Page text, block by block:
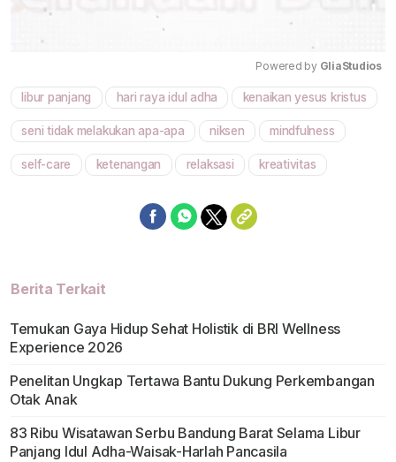
Mute
Powered by GliaStudios
libur panjang hari raya idul adha kenaikan yesus kristus
seni tidak melakukan apa-apa niksen mindfulness
self-care ketenangan relaksasi kreativitas
Berita Terkait
Temukan Gaya Hidup Sehat Holistik di BRI Wellness
Experience 2026
Penelitan Ungkap Tertawa Bantu Dukung Perkembangan
Otak Anak
83 Ribu Wisatawan Serbu Bandung Barat Selama Libur
Panjang Idul Adha-Waisak-Harlah Pancasila